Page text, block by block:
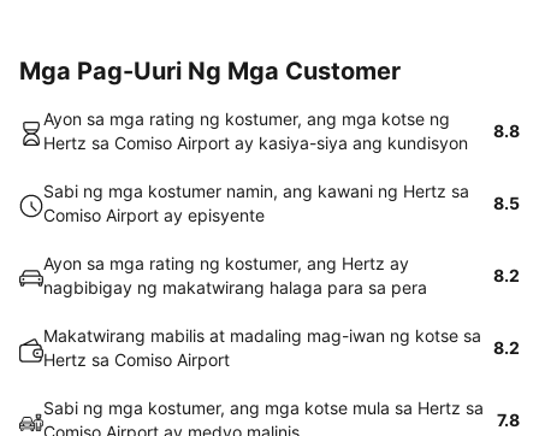
Mga Pag-Uuri Ng Mga Customer
Ayon sa mga rating ng kostumer, ang mga kotse ng
Hertz sa Comiso Airport ay kasiya-siya ang kundisyon
8.8
Sabi ng mga kostumer namin, ang kawani ng Hertz sa
Comiso Airport ay episyente
8.5
Ayon sa mga rating ng kostumer, ang Hertz ay
nagbibigay ng makatwirang halaga para sa pera
8.2
Makatwirang mabilis at madaling mag-iwan ng kotse sa
Hertz sa Comiso Airport
8.2
Sabi ng mga kostumer, ang mga kotse mula sa Hertz sa
Comiso Airport ay medyo malinis
7.8